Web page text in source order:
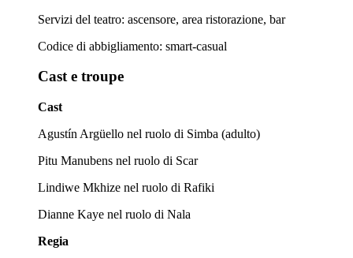
Servizi del teatro: ascensore, area ristorazione, bar
Codice di abbigliamento: smart-casual
Cast e troupe
Cast
Agustín Argüello nel ruolo di Simba (adulto)
Pitu Manubens nel ruolo di Scar
Lindiwe Mkhize nel ruolo di Rafiki
Dianne Kaye nel ruolo di Nala
Regia